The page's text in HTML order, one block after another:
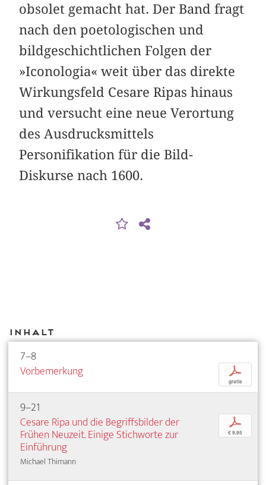
obsolet gemacht hat. Der Band fragt
nach den poetologischen und
bildgeschichtlichen Folgen der
»Iconologia« weit über das direkte
Wirkungsfeld Cesare Ripas hinaus
und versucht eine neue Verortung
des Ausdrucksmittels
Personifikation für die Bild-
Diskurse nach 1600.
Inhalt
7–8
Vorbemerkung
p
gratis
9–21
Cesare Ripa und die Begriffsbilder der
Frühen Neuzeit. Einige Stichworte zur
Einführung
Michael Thimann
p
€ 9,95